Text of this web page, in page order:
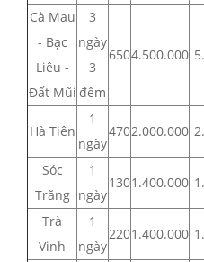
Cà Mau
- Bạc
Liêu -
Đất Mũi
3
ngày
3
đêm
6504.500.000
Hà Tiên
1
ngày
4702.000.000
Sóc
Trăng
1
ngày
1301.400.000
Trà
Vinh
1
ngày
2201.400.000